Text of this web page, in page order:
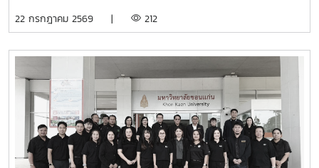
กับผลงานที่สามารถสร้างผลกระทบอย่างเป็นรูปธรรมต่อการ
รางวัล OSSA Awards 2026 มีความสำคัญเป็นพิเศษ เนื่องจาก
จัดขึ้นในวาระเฉลิมฉลอง ครบรอบ 60 ปีของ SEARCA ซึ่งเป็น
องค์กรระดับภูมิภาคภายใต้ the Southeast Asian Ministers
of Education (SEAMEO) และมีบทบาทสำคัญในการพัฒนา
ศักยภาพบุคลากร ส่งเสริมการศึกษาและการวิจัย ตลอดจนสร้าง
เครือข่ายความร่วมมือเพื่อการพัฒนาการเกษตรและชนบทใน
ภูมิภาคเอเชียตะวันออกเฉียงใต้มาอย่างต่อเนื่องจากศิษย์เก่าทุน
จำนวน 100 แพ็ค เพื่อใช้ในกิจกรรม “จิตอาสาพัฒนาภูมิทัศน์
สำคัญของชาติไทย เพื่อเฉลิมพระเกียรติพระบาทสมเด็จ
พระเจ้าอยู่หัว เนื่องในโอกาสวันเฉลิมพระชนมพรรษา 28
กรกฎาคม 2569 พร้อมทั้งสนับสนุนโครงการ “ชาวเชียงใหม่ปลูก
ป่า รักษ์โลก เพิ่มพื้นที่สีเขียวสู่ชุมชน” แก่ผู้เข้าร่วมกิจกรรมและ
ประชาชนที่มาใช้บริการ
22 กรกฎาคม 2569 | 212